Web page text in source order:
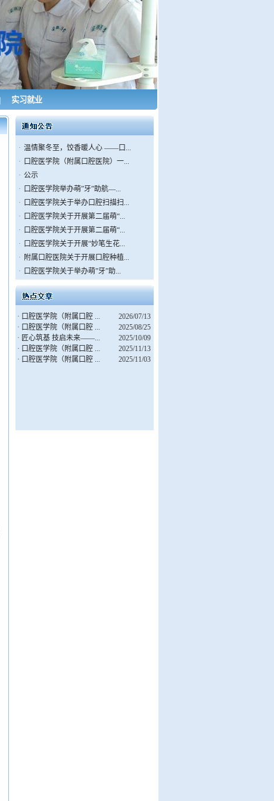
实习就业
· 温情聚冬至，饺香暖人心 ——口...
· 口腔医学院（附属口腔医院）一...
· 公示
· 口腔医学院举办萌”牙”助航—...
· 口腔医学院关于举办口腔扫描扫...
· 口腔医学院关于开展第二届萌“...
· 口腔医学院关于开展第二届萌“...
· 口腔医学院关于开展“妙笔生花...
· 附属口腔医院关于开展口腔种植...
· 口腔医学院关于举办萌”牙”助...
· 口腔医学院（附属口腔 ...
2026/07/13
· 口腔医学院（附属口腔 ...
2025/08/25
· 匠心筑基 技启未来——...
2025/10/09
· 口腔医学院（附属口腔 ...
2025/11/13
· 口腔医学院（附属口腔 ... 2025/11/03